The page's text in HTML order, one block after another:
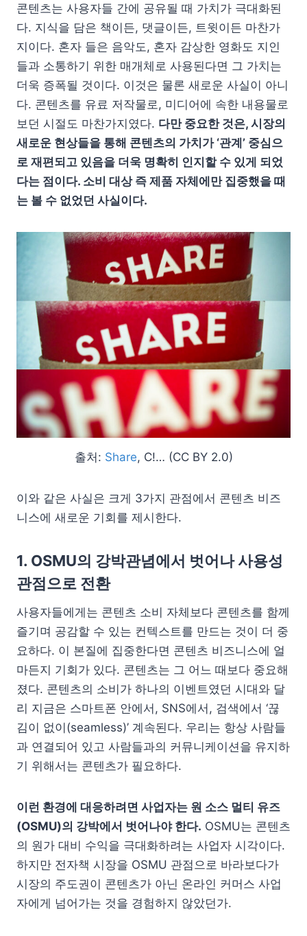
콘텐츠는 사용자들 간에 공유될 때 가치가 극대화된
다. 지식을 담은 책이든, 댓글이든, 트윗이든 마찬가
지이다. 혼자 들은 음악도, 혼자 감상한 영화도 지인
들과 소통하기 위한 매개체로 사용된다면 그 가치는
더욱 증폭될 것이다. 이것은 물론 새로운 사실이 아니
다. 콘텐츠를 유료 저작물로, 미디어에 속한 내용물로
보던 시절도 마찬가지였다. 다만 중요한 것은, 시장의
새로운 현상들을 통해 콘텐츠의 가치가 ‘관계’ 중심으
로 재편되고 있음을 더욱 명확히 인지할 수 있게 되었
다는 점이다. 소비 대상 즉 제품 자체에만 집중했을 때
는 볼 수 없었던 사실이다.
출처: Share, C!… (CC BY 2.0)
이와 같은 사실은 크게 3가지 관점에서 콘텐츠 비즈
니스에 새로운 기회를 제시한다.
1. OSMU의 강박관념에서 벗어나 사용성
관점으로 전환
사용자들에게는 콘텐츠 소비 자체보다 콘텐츠를 함께
즐기며 공감할 수 있는 컨텍스트를 만드는 것이 더 중
요하다. 이 본질에 집중한다면 콘텐츠 비즈니스에 얼
마든지 기회가 있다. 콘텐츠는 그 어느 때보다 중요해
졌다. 콘텐츠의 소비가 하나의 이벤트였던 시대와 달
리 지금은 스마트폰 안에서, SNS에서, 검색에서 ‘끊
김이 없이(seamless)’ 계속된다. 우리는 항상 사람들
과 연결되어 있고 사람들과의 커뮤니케이션을 유지하
기 위해서는 콘텐츠가 필요하다.
이런 환경에 대응하려면 사업자는 원 소스 멀티 유즈
(OSMU)의 강박에서 벗어나야 한다. OSMU는 콘텐츠
의 원가 대비 수익을 극대화하려는 사업자 시각이다.
하지만 전자책 시장을 OSMU 관점으로 바라보다가
시장의 주도권이 콘텐츠가 아닌 온라인 커머스 사업
자에게 넘어가는 것을 경험하지 않았던가.